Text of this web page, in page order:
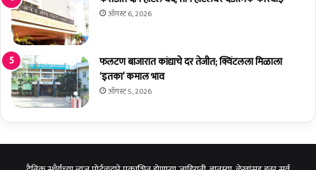
र
नि
षे
ध
;
उ
च्च
स्त
र
ऑगस्ट 6, 2026
फलटण बाजारात कांद्याचे दर तेजीत; क्विंटलला मिळाला
‘इतका’ कमाल भाव
ऑगस्ट 5, 2026